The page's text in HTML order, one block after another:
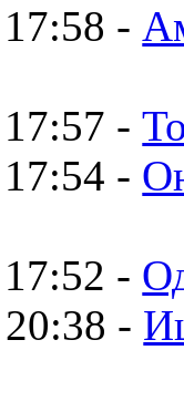
-
-
-
-
-